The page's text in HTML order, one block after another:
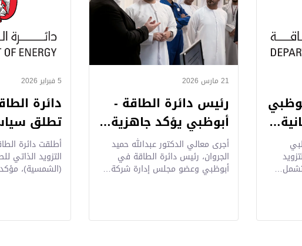
21 مارس 2026
رئيس دائرة الطاقة -
أبوظبي يؤكد جاهزية…
أجرى معالي الدكتور عبدالله حميد
الجروان، رئيس دائرة الطاقة في
أبوظبي وعضو مجلس إدارة شركة…
5 فبراير 2026
دائرة
تطلق
أطلقت دائرة
التزويد الذاتي
(الشمسية)،